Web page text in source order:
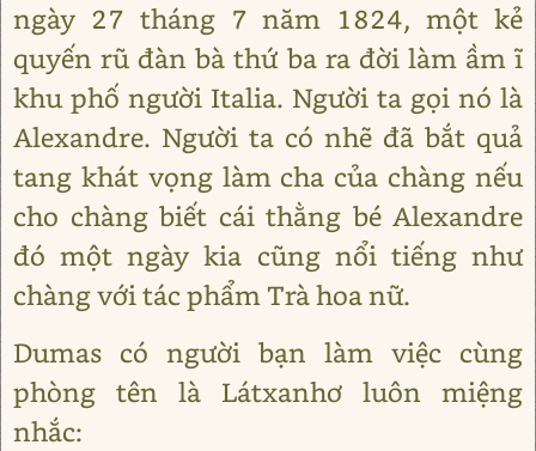
ngày 27 tháng 7 năm 1824, một kẻ
quyến rũ đàn bà thứ ba ra đời làm ầm ĩ
khu phố người Italia. Người ta gọi nó là
Alexandre. Người ta có nhẽ đã bắt quả
tang khát vọng làm cha của chàng nếu
cho chàng biết cái thằng bé Alexandre
đó một ngày kia cũng nổi tiếng như
chàng với tác phẩm Trà hoa nữ.
Dumas có người bạn làm việc cùng
phòng tên là Látxanhơ luôn miệng
nhắc: